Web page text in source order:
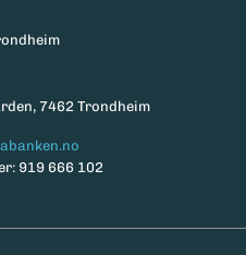
7462 Trondheim
919 666 102